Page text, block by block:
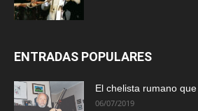
ENTRADAS POPULARES
El chelista rumano
06/07/2019